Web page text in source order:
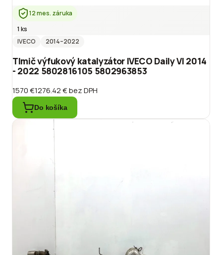
12 mes. záruka
1 ks
IVECO
2014–2022
Tlmič výfukový katalyzátor IVECO Daily VI 2014
- 2022 5802816105 5802963853
1570 €1276.42 €bez DPH
Do košíka